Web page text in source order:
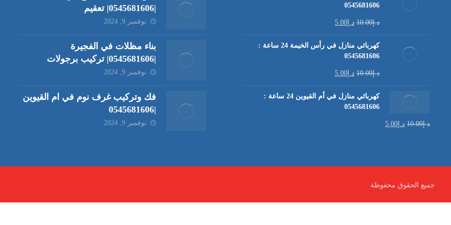
0545681606
د.إ10.00 د.إ 5.00
كهربائي منازل في رأس الخيمة 24 ساعة :
0545681606
د.إ10.00 د.إ 5.00
كهربائي منازل في أم القيوين 24 ساعة :
0545681606
د.إ10.00 د.إ 5.00
|0545681606| تعقيم
نوفمبر 9, 2024
بناء مظلات في الفجيرة
|0545681606| تركيب برجولات
نوفمبر 9, 2024
فك وتركيب غرف نوم في ام القيوين
|0545681606
نوفمبر 9, 2024
جميع الحقوق محفوظة